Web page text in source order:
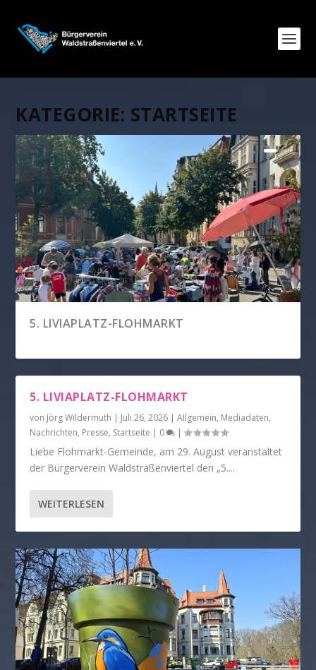
KATEGORIE: STARTSEITE
5. LIVIAPLATZ-FLOHMARKT
GROSSE ZUSTIMMUNG ZUM V
ERKEHRSBERUHIGTEN LIVIAPLATZ...
5. LIVIAPLATZ-FLOHMARKT
von Jörg Wildermuth | Juli 26, 2026 |Allgemein, Mediadaten,
Nachrichten, Presse, Startseite | 0 |
Liebe Flohmarkt-Gemeinde, am 29. August veranstaltet
der Bürgerverein Waldstraßenviertel den „5....
WEITERLESEN